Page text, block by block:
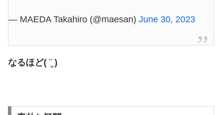
— MAEDA Takahiro (@maesan) June 30, 2023
なるほど( ¨̮ )